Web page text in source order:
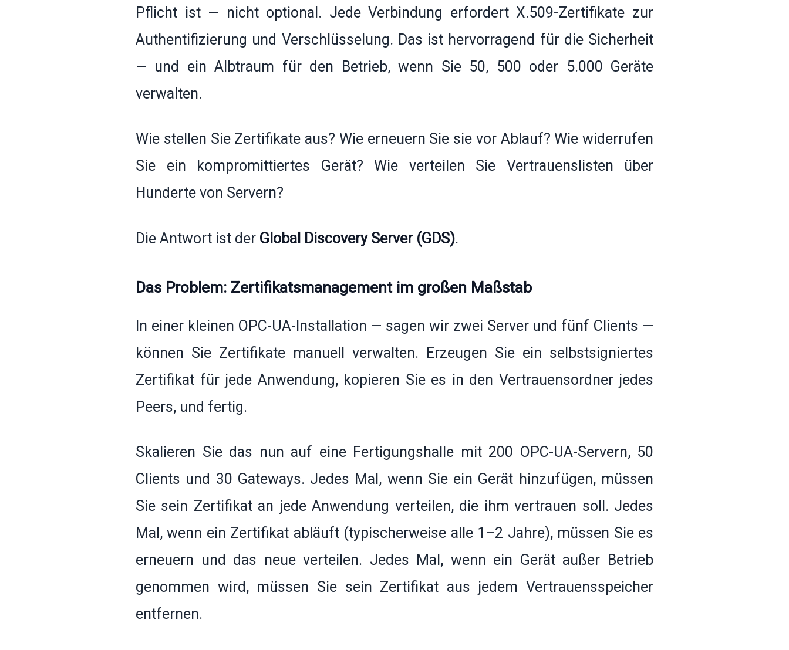
Pflicht ist — nicht optional. Jede Verbindung erfordert X.509-Zertifikate zur
Authentifizierung und Verschlüsselung. Das ist hervorragend für die Sicherheit
— und ein Albtraum für den Betrieb, wenn Sie 50, 500 oder 5.000 Geräte
verwalten.
Wie stellen Sie Zertifikate aus? Wie erneuern Sie sie vor Ablauf? Wie widerrufen
Sie ein kompromittiertes Gerät? Wie verteilen Sie Vertrauenslisten über
Hunderte von Servern?
Die Antwort ist der Global Discovery Server (GDS).
Das Problem: Zertifikatsmanagement im großen Maßstab
In einer kleinen OPC-UA-Installation — sagen wir zwei Server und fünf Clients —
können Sie Zertifikate manuell verwalten. Erzeugen Sie ein selbstsigniertes
Zertifikat für jede Anwendung, kopieren Sie es in den Vertrauensordner jedes
Peers, und fertig.
Skalieren Sie das nun auf eine Fertigungshalle mit 200 OPC-UA-Servern, 50
Clients und 30 Gateways. Jedes Mal, wenn Sie ein Gerät hinzufügen, müssen
Sie sein Zertifikat an jede Anwendung verteilen, die ihm vertrauen soll. Jedes
Mal, wenn ein Zertifikat abläuft (typischerweise alle 1–2 Jahre), müssen Sie es
erneuern und das neue verteilen. Jedes Mal, wenn ein Gerät außer Betrieb
genommen wird, müssen Sie sein Zertifikat aus jedem Vertrauensspeicher
entfernen.